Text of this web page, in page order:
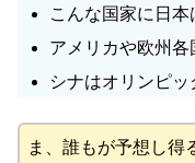
こんな国家に日
アメリカや欧州
シナはオリンピッ
ま、誰もが予想し得